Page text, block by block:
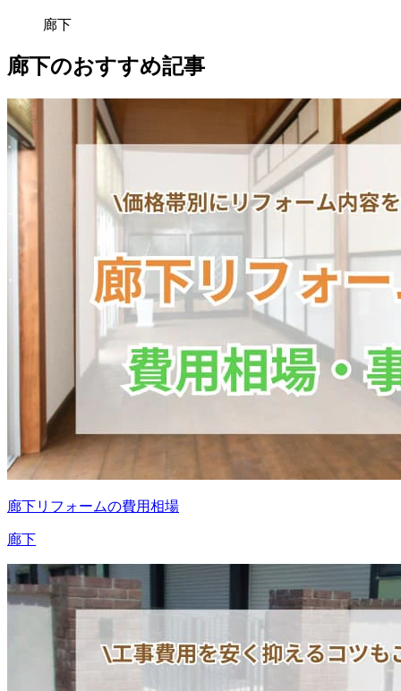
廊下
廊下のおすすめ記事
廊下リフォームの費用相場
廊下